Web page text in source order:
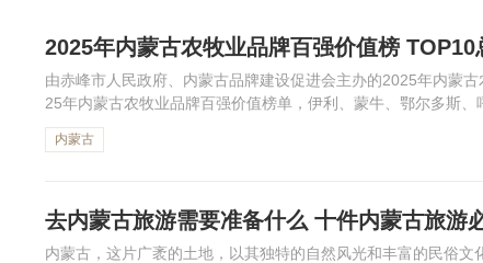
2025年内蒙古农牧业品牌百强价值榜
由赤峰市人民政府、内蒙古品牌建设促进会主办的2025年内蒙
25年内蒙古农牧业品牌百强价值榜单，伊利、蒙牛、鄂尔多斯
森、鹿王等品牌位列前十，TOP10品牌的总价值达4724.11亿元
内蒙古
去内蒙古旅游需要准备什么 十件内蒙古旅游
内蒙古，这片广袤的土地，以其独特的自然风光和丰富的民俗